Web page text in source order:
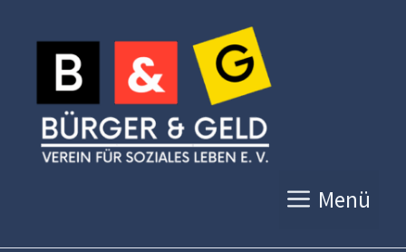
Inhalt
springen
Menü